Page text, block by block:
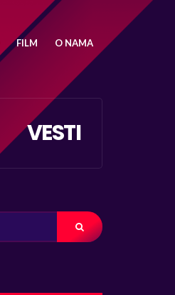
FILM O NAMA
VESTI